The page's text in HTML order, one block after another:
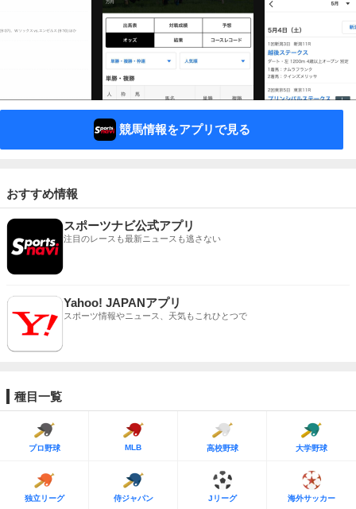
競馬情報をアプリで見る
おすすめ情報
スポーツナビ公式アプリ
注目のレースも最新ニュースも逃さない
Yahoo! JAPANアプリ
スポーツ情報やニュース、天気もこれひとつで
種目一覧
プロ野球 MLB 高校野球 大学野球
独立リーグ 侍ジャパン Jリーグ 海外サッカー